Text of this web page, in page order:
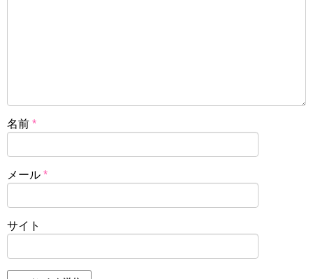
名前 *
メール *
サイト